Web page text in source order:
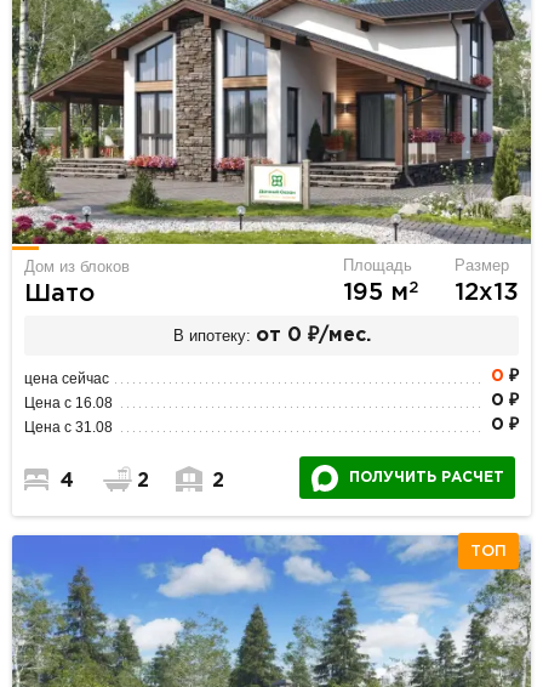
Дом из блоков
Шато
Площадь
195 м2
Размер
12х13
В ипотеку: от 0 ₽/мес.
цена сейчас 0 ₽
Цена с 16.08 0 ₽
Цена с 31.08 0 ₽
4 2 2 ПОЛУЧИТЬ РАСЧЕТ
ТОП